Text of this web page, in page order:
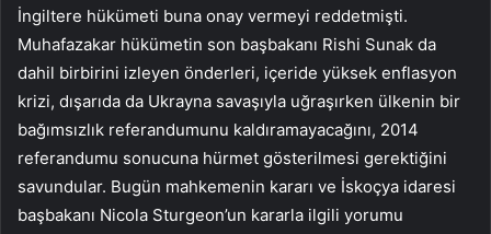
İngiltere hükümeti buna onay vermeyi reddetmişti.
Muhafazakar hükümetin son başbakanı Rishi Sunak da
dahil birbirini izleyen önderleri, içeride yüksek enflasyon
krizi, dışarıda da Ukrayna savaşıyla uğraşırken ülkenin bir
bağımsızlık referandumunu kaldıramayacağını, 2014
referandumu sonucuna hürmet gösterilmesi gerektiğini
savundular. Bugün mahkemenin kararı ve İskoçya idaresi
başbakanı Nicola Sturgeon’un kararla ilgili yorumu